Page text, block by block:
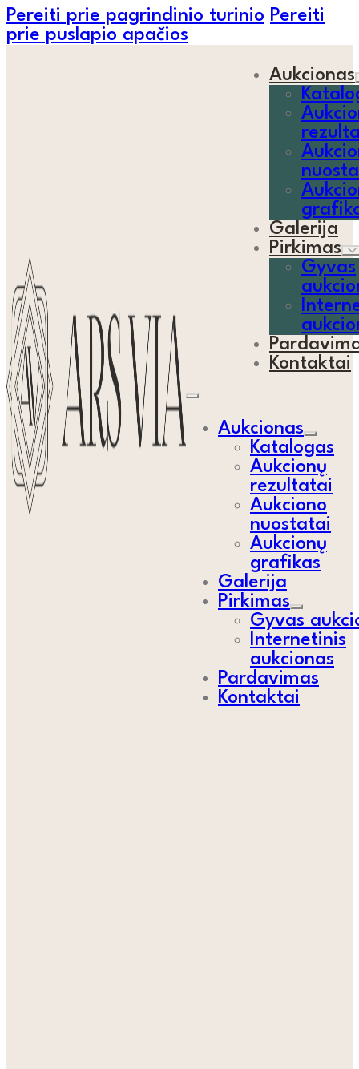
Pereiti prie pagrindinio turinio Pereiti
prie puslapio apačios
Aukcionas
Galerija
Pirkimas
Gyvas
Kontaktai
Aukcionas
Katalogas
Aukcionų
rezultatai
Aukciono
nuostatai
Aukcionų
grafikas
Galerija
Pirkimas
Gyvas
Internetinis
aukcionas
Pardavimas
Kontaktai